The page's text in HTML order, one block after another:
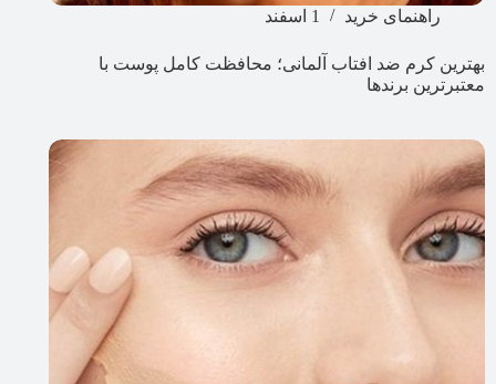
راهنمای خرید 1 اسفند
بهترین کرم ضد افتاب آلمانی؛ محافظت کامل پوست با
معتبرترین برندها